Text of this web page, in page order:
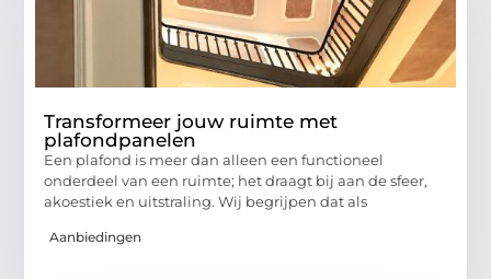
Transformeer jouw ruimte met
plafondpanelen
Een plafond is meer dan alleen een functioneel
onderdeel van een ruimte; het draagt bij aan de sfeer,
akoestiek en uitstraling. Wij begrijpen dat als
Aanbiedingen